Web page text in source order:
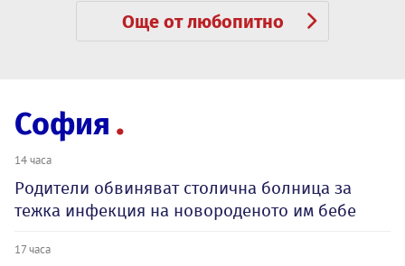
Още от любопитно
София
14 часа
Родители обвиняват столична болница за
тежка инфекция на новороденото им бебе
17 часа